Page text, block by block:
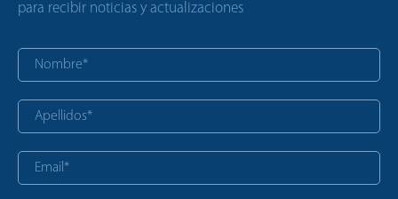
para recibir noticias y actualizaciones